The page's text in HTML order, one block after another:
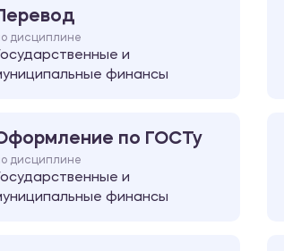
дисциплине
Государственные и
финансы
по ГОСТу
дисциплине
Государственные и
финансы